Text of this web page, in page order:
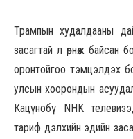
Трампын худалдааны
засагтай л өрнөж байсан
оронтойгоо тэмцэлдэх
улсын хоорондын
Кацүнобү NHK
тариф дэлхийн эдийн